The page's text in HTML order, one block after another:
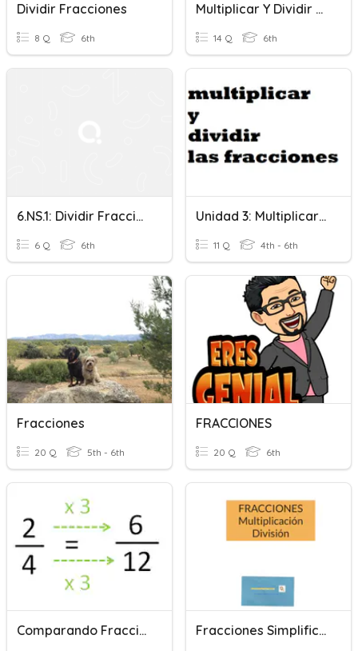
Dividir Fracciones
8 Q 6th
Multiplicar Y Dividir Fracciones
14 Q 6th
6.NS.1: Dividir Fracciones
6 Q 6th
Unidad 3: Multiplicar Y Dividir Las Fracciones
11 Q 4th - 6th
Fracciones
20 Q 5th - 6th
FRACCIONES
20 Q 6th
Comparando Fracciones Con FRACCIONES EQUIVALENTES Fracciones Simplificar Multiplicar Y Dividir